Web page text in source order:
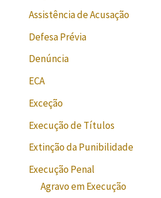
Assistência de Acusação
Defesa Prévia
Denúncia
ECA
Exceção
Execução de Títulos
Extinção da Punibilidade
Execução Penal
Agravo em Execução